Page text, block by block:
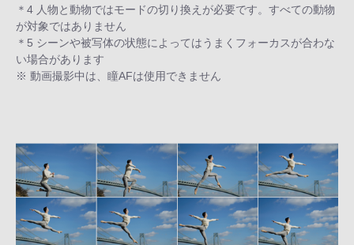
＊4 人物と動物ではモードの切り換えが必要です。すべての動物
が対象ではありません
＊5 シーンや被写体の状態によってはうまくフォーカスが合わな
い場合があります
※ 動画撮影中は、瞳AFは使用できません